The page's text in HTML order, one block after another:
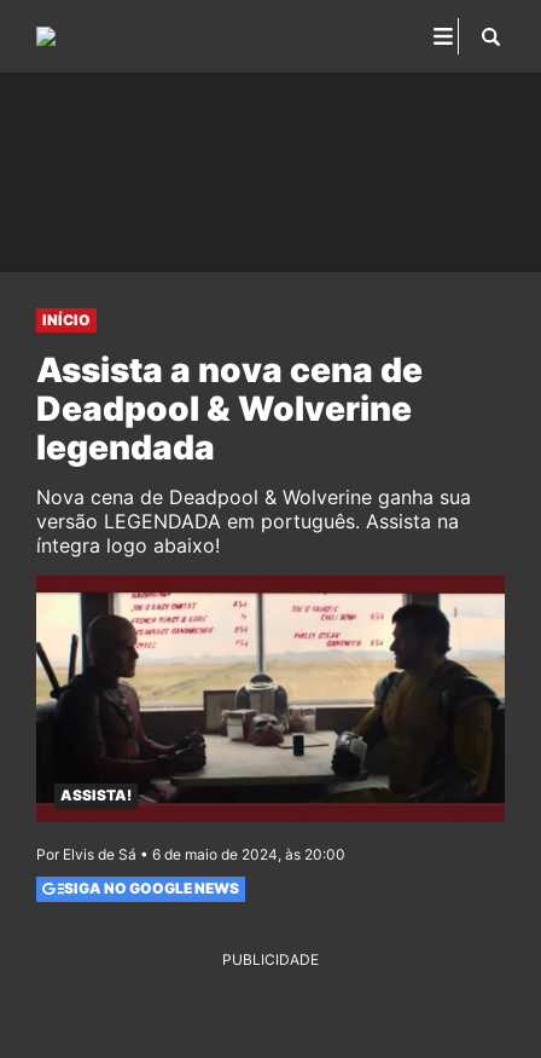
INÍCIO
Assista a nova cena de
Deadpool & Wolverine
legendada
Nova cena de Deadpool & Wolverine ganha sua
versão LEGENDADA em português. Assista na
íntegra logo abaixo!
ASSISTA!
Por Elvis de Sá • 6 de maio de 2024, às 20:00
SIGA NO GOOGLE NEWS
PUBLICIDADE